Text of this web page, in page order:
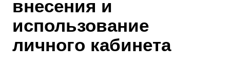
внесения и
использование
личного кабинета